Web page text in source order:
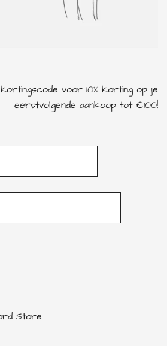
voor 10% korting op je
eerstvolgende aankoop tot €100!
Store